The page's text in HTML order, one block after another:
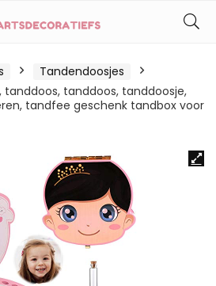
Tandendoosjes
tanddoos, tanddoosje,
tandfee geschenk tandbox voor